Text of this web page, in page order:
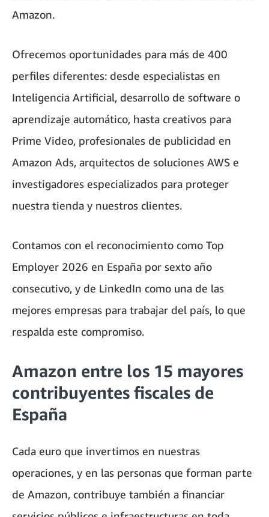
Amazon.
Ofrecemos oportunidades para más de 400
perfiles diferentes: desde especialistas en
Inteligencia Artificial, desarrollo de software o
aprendizaje automático, hasta creativos para
Prime Video, profesionales de publicidad en
Amazon Ads, arquitectos de soluciones AWS e
investigadores especializados para proteger
nuestra tienda y nuestros clientes.
Contamos con el reconocimiento como Top
Employer 2026 en España por sexto año
consecutivo, y de LinkedIn como una de las
mejores empresas para trabajar del país, lo que
respalda este compromiso.
Amazon entre los 15 mayores
contribuyentes fiscales de
España
Cada euro que invertimos en nuestras
operaciones, y en las personas que forman parte
de Amazon, contribuye también a financiar